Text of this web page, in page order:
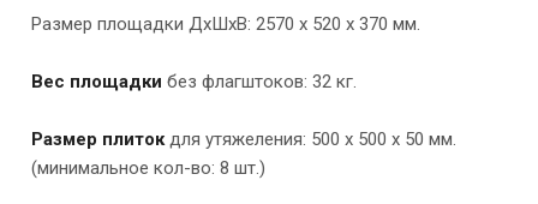
Размер площадки ДхШхВ: 2570 х 520 х 370 мм.
Вес площадки без флагштоков: 32 кг.
Размер плитокдля утяжеления: 500 х 500 х 50 мм.
(минимальное кол-во: 8 шт.)